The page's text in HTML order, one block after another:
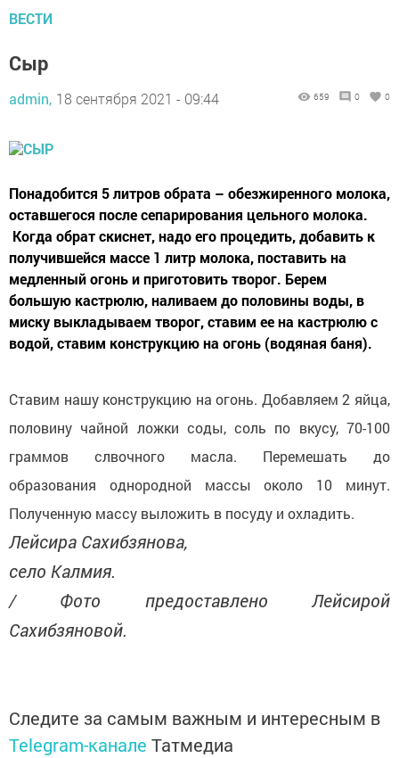
ВЕСТИ
Сыр
admin, 18 сентября 2021 - 09:44 659 0 0
Понадобится 5 литров обрата – обезжиренного молока,
оставшегося после сепарирования цельного молока.
Когда обрат скиснет, надо его процедить, добавить к
получившейся массе 1 литр молока, поставить на
медленный огонь и приготовить творог. Берем
большую кастрюлю, наливаем до половины воды, в
миску выкладываем творог, ставим ее на кастрюлю с
водой, ставим конструкцию на огонь (водяная баня).
Ставим нашу конструкцию на огонь. Добавляем 2 яйца,
половину чайной ложки соды, соль по вкусу, 70-100
граммов слвочного масла. Перемешать до
образования однородной массы около 10 минут.
Полученную массу выложить в посуду и охладить.
Лейсира Сахибзянова,
село Калмия.
/ Фото предоставлено Лейсирой
Сахибзяновой.
Следите за самым важным и интересным в
Telegram-канале Татмедиа